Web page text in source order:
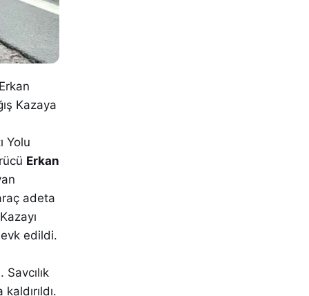
Kazaya
Yolu
Erkan
adeta
edildi.